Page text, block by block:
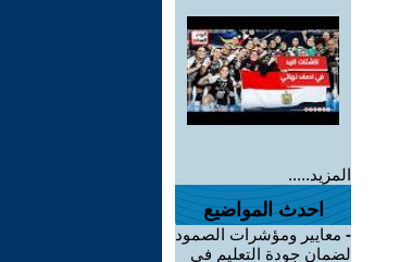
المزيد.....
احدث المواضيع
- معايير ومؤشرات الصمود
لضمان جودة التعليم في